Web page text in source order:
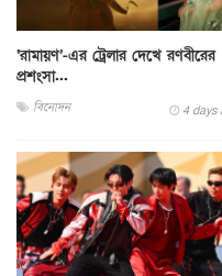
‘রামায়ণ’-এর ট্রেলার দেখে রণবীরের
প্রশংসা...
বিনোদন 4 days